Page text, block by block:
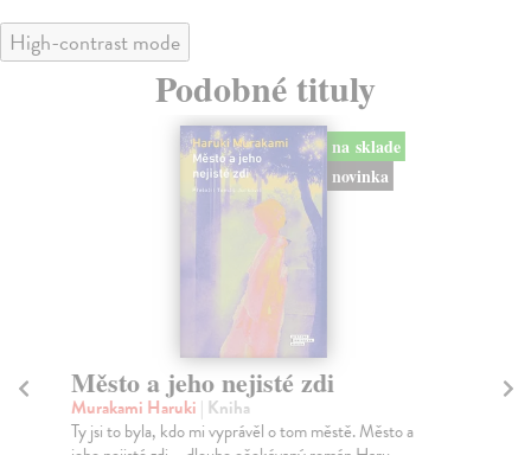
High-contrast mode
Podobné tituly
na sklade
novinka
Město a jeho nejisté zdi
Murakami Haruki | Kniha
Ty jsi to byla, kdo mi vyprávěl o tom městě. Město a